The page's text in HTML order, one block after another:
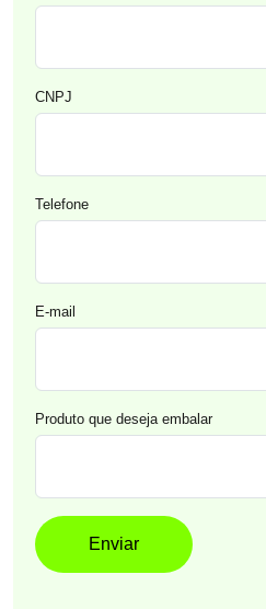
CNPJ
Telefone
E-mail
Produto que deseja embalar